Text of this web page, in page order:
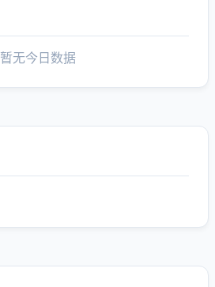
暂无今日数据